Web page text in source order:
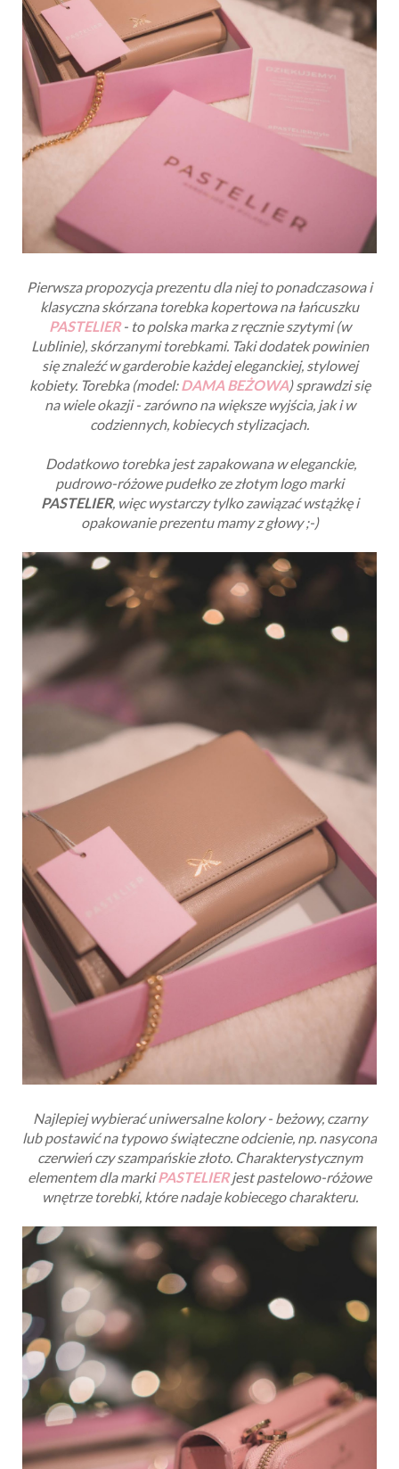
Pierwsza propozycja prezentu dla niej to ponadczasowa i
klasyczna skórzana torebka kopertowa na łańcuszku
PASTELIER- to polska marka z ręcznie szytymi (w
Lublinie), skórzanymi torebkami. Taki dodatek powinien
się znaleźć w garderobie każdej eleganckiej, stylowej
kobiety. Torebka (model:DAMA BEŻOWA) sprawdzi się
na wiele okazji - zarówno na większe wyjścia, jak i w
codziennych, kobiecych stylizacjach.
Dodatkowo torebka jest zapakowana w eleganckie,
pudrowo-różowe pudełko ze złotym logo marki
PASTELIER, więc wystarczy tylko zawiązać wstążkę i
opakowanie prezentu mamy z głowy ;-)
Najlepiej wybierać uniwersalne kolory - beżowy, czarny
lub postawić na typowo świąteczne odcienie, np. nasycona
czerwień czy szampańskie złoto. Charakterystycznym
elementem dla markiPASTELIER jest pastelowo-różowe
wnętrze torebki, które nadaje kobiecego charakteru.